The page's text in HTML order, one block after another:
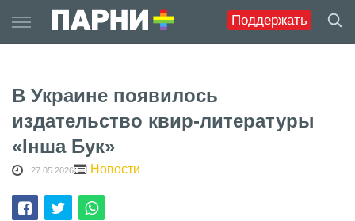
Поддержать
to
content
В Украине появилось
издательство квир-литературы
«Інша Бук»
27.05.2026 Новости